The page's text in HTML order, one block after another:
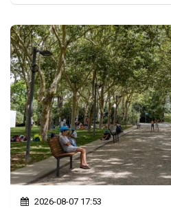
2026-08-07 17:53